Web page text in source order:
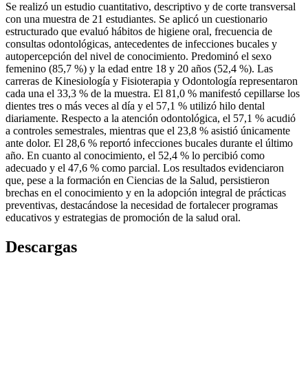
Se realizó un estudio cuantitativo, descriptivo y de corte transversal
con una muestra de 21 estudiantes. Se aplicó un cuestionario
estructurado que evaluó hábitos de higiene oral, frecuencia de
consultas odontológicas, antecedentes de infecciones bucales y
autopercepción del nivel de conocimiento. Predominó el sexo
femenino (85,7 %) y la edad entre 18 y 20 años (52,4 %). Las
carreras de Kinesiología y Fisioterapia y Odontología representaron
cada una el 33,3 % de la muestra. El 81,0 % manifestó cepillarse los
dientes tres o más veces al día y el 57,1 % utilizó hilo dental
diariamente. Respecto a la atención odontológica, el 57,1 % acudió
a controles semestrales, mientras que el 23,8 % asistió únicamente
ante dolor. El 28,6 % reportó infecciones bucales durante el último
año. En cuanto al conocimiento, el 52,4 % lo percibió como
adecuado y el 47,6 % como parcial. Los resultados evidenciaron
que, pese a la formación en Ciencias de la Salud, persistieron
brechas en el conocimiento y en la adopción integral de prácticas
preventivas, destacándose la necesidad de fortalecer programas
educativos y estrategias de promoción de la salud oral.
Descargas